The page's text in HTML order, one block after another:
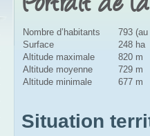
Nombre d’habitants
793
Surface
248 ha
Altitude maximale
820 m
Altitude moyenne
729 m
Altitude minimale
677 m
Situation